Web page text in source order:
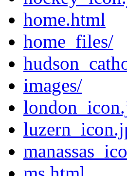
home.html
home_files/
images/